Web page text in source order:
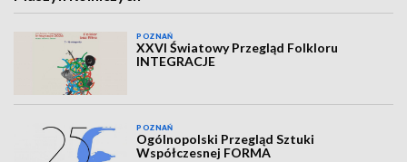
POZNAŃ
XXVI Światowy Przegląd Folkloru
INTEGRACJE
POZNAŃ
Ogólnopolski Przegląd Sztuki
Współczesnej FORMA